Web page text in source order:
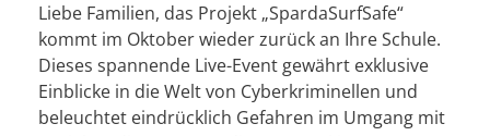
Liebe Familien, das Projekt „SpardaSurfSafe“
kommt im Oktober wieder zurück an Ihre Schule.
Dieses spannende Live-Event gewährt exklusive
Einblicke in die Welt von Cyberkriminellen und
beleuchtet eindrücklich Gefahren im Umgang mit